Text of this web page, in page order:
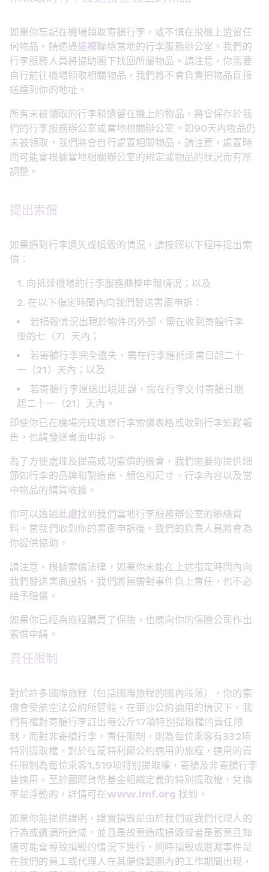
如果你忘記在機場領取寄艙行李，或不慎在飛機上遺留任
何物品，請透過這裡聯絡當地的行李服務辦公室。我們的
行李服務人員將協助閣下找回所屬物品。請注意，你需要
自行前往機場領取相關物品，我們將不會負責把物品直接
送達到你的地址。
所有未被領取的行李和遺留在機上的物品，將會保存於我
們的行李服務辦公室或當地相關辦公室。如90天內物品仍
未被領取，我們將會自行處置相關物品。請注意，處置時
間可能會根據當地相關辦公室的規定或物品的狀況而有所
調整。
提出索償
如果遇到行李遺失或損毀的情況，請按照以下程序提出索
償：
向抵達機場的行李服務櫃檯申報情況；以及
在以下指定時間內向我們發送書面申訴：
若損毁情況出現於物件的外部，需在收到寄艙行李
後的七（7）天內；
若寄艙行李完全遺失，需在行李應抵達當日起二十
一（21）天內；以及
若寄艙行李運送出現延誤，需在行李交付寄艙日期
起二十一（21）天內。
即使你已在機場完成填寫行李索償表格或收到行李追蹤報
告，也請發送書面申訴。
為了方便處理及提高成功索償的機會，我們需要你提供細
節如行李的品牌和製造商、顏色和尺寸、行李內容以及當
中物品的購買收據。
你可以透過此處找到我們當地行李服務辦公室的聯絡資
料。當我們收到你的書面申訴後，我們的負責人員將會為
你提供協助。
請注意，根據索償法律，如果你未能在上述指定時間內向
我們發送書面投訴，我們將無需對事件負上責任，也不必
給予賠償。
如果你已經為旅程購買了保險，也應向你的保險公司作出
索償申請。
責任限制
對於許多國際旅程（包括國際旅程的國內段落），你的索
償會受航空法公約所管轄。在華沙公約適用的情況下，我
們有權對寄艙行李訂出每公斤17項特別提取權的責任限
制，而對非寄艙行李，責任限制，則為每位乘客有332項
特別提取權。對於在蒙特利爾公約適用的旅程，適用的責
任限制為每位乘客1,519項特別提取權，寄艙及非寄艙行李
皆適用。至於國際貨幣基金組織定義的特別提取權，兌換
率是浮動的，詳情可在www.imf.org 找到。
如果你能提供證明，證實損毁是由於我們或我們代理人的
行為或遺漏所造成，並且是故意造成損毁或者是蓄意且知
道可能會導致損毁的情況下進行，同時損毁或遺漏事件是
在我們的員工或代理人在其僱傭範圍內的工作期間出現，